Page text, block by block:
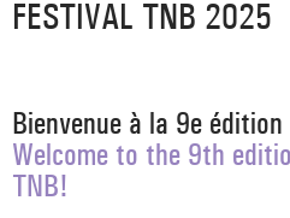
_ LES SALLES
_ ACTION
_ ACTION CULTURELLE
_ COPRODUCTIONS
_ RÉSIDENCES
_ INTERNATIONAL
_ ACTUALITÉS
_ FORMATION
_ INSERTION
_ DEVENEZ MÉCÈNE
_ RENCONTRER
>
FESTIVAL TNB 2025
Bienvenue à la 9e
Welcome to the 9th
TNB!